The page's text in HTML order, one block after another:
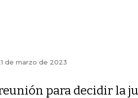
de marzo de 2023
para decidir la